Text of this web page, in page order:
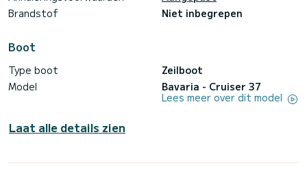
Brandstof
Niet inbegrepen
Boot
Type boot
Zeilboot
Model
Bavaria - Cruiser 37
Lees meer over dit model
Laat alle details zien